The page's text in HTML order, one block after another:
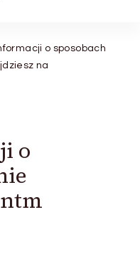
o sposobach
na
o